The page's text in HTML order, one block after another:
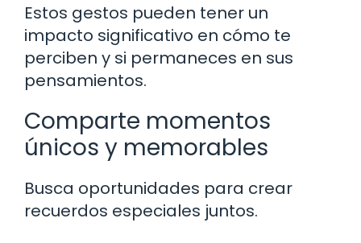
Estos gestos pueden tener un
impacto significativo en cómo te
perciben y si permaneces en sus
pensamientos.
Comparte momentos
únicos y memorables
Busca oportunidades para crear
recuerdos especiales juntos.